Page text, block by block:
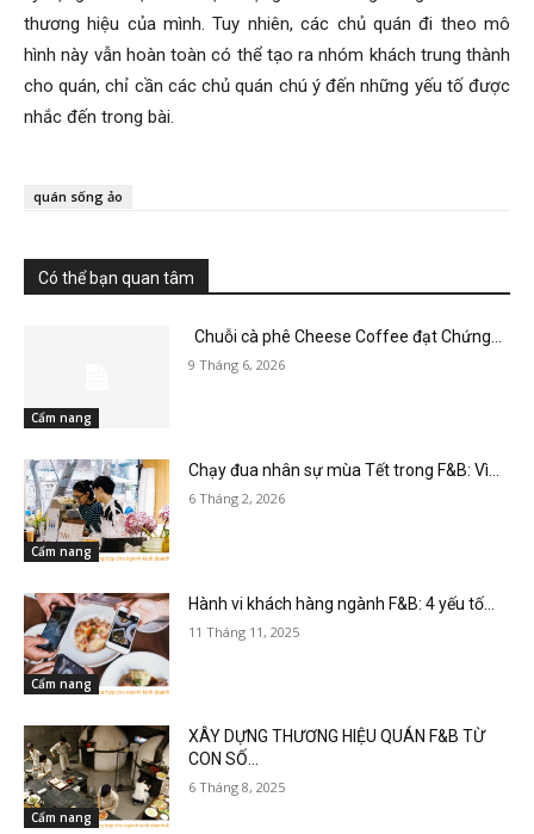
thương hiệu của mình. Tuy nhiên, các chủ quán đi theo mô
hình này vẫn hoàn toàn có thể tạo ra nhóm khách trung thành
cho quán, chỉ cần các chủ quán chú ý đến những yếu tố được
nhắc đến trong bài.
quán sống ảo
Có thể bạn quan tâm
Cẩm nang
Chuỗi cà phê Cheese Coffee đạt Chứng...
9 Tháng 6, 2026
Cẩm nang
Chạy đua nhân sự mùa Tết trong F&B: Vì...
6 Tháng 2, 2026
Cẩm nang
Hành vi khách hàng ngành F&B: 4 yếu tố...
11 Tháng 11, 2025
Cẩm nang
XÂY DỰNG THƯƠNG HIỆU QUÁN F&B TỪ
CON SỐ...
6 Tháng 8, 2025